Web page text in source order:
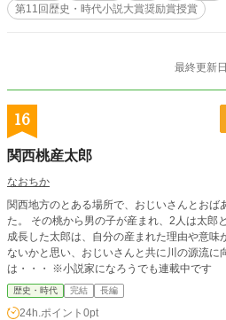
伊達兵部宗勝と、藩の実権を握ろうとする家
る鋭い眼光や謎の行動に気づきつつも、詮索す
まれていく。 猫好きが高じて屋敷内外の猫と心を通わせる徳松が、思わぬ形で
事件解決の糸口を見つけることも。 騒動が激化するにつれ、左近の密偵として
の任務は困難を極めていく。 親友である徳松との関係、そして愛する妻・千代
への想いの間で葛藤しながらも、左近は己の信
て、藩主毒殺未遂疑惑、重臣たちの暗闘、そ
でこの未曾有の危機に立ち向かうことになる。 果たして二人は、巨大な陰謀の
真相を暴き、伊達家を、そして自らの大切な
第11回歴史・時代小説大賞奨励賞授賞
最終更新
16
関西桃産太郎
なおちか
関西地方のとある場所で、おじいさんとおば
た。 その桃から男の子が産まれ、2人は太郎
成長した太郎は、自分の産まれた理由や意味
ないかと思い、おじいさんと共に川の源流に
は・・・ ※小説家になろうでも連載中です
歴史・時代 完結 長編
24h.ポイント 0pt